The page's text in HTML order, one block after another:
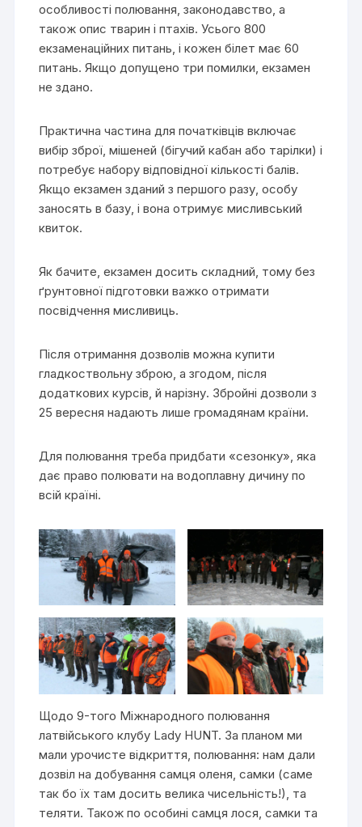
особливості полювання, законодавство, а
також опис тварин і птахів. Усього 800
екзаменаційних питань, і кожен білет має 60
питань. Якщо допущено три помилки, екзамен
не здано.
Практична частина для початківців включає
вибір зброї, мішеней (бігучий кабан або тарілки) і
потребує набору відповідної кількості балів.
Якщо екзамен зданий з першого разу, особу
заносять в базу, і вона отримує мисливський
квиток.
Як бачите, екзамен досить складний, тому без
ґрунтовної підготовки важко отримати
посвідчення мисливиць.
Після отримання дозволів можна купити
гладкоствольну зброю, а згодом, після
додаткових курсів, й нарізну. Збройні дозволи з
25 вересня надають лише громадянам країни.
Для полювання треба придбати «сезонку», яка
дає право полювати на водоплавну дичину по
всій країні.
Щодо 9-того Міжнародного полювання
латвійського клубу Lady HUNT. За планом ми
мали урочисте відкриття, полювання: нам дали
дозвіл на добування самця оленя, самки (саме
так бо їх там досить велика чисельність!), та
теляти. Також по особині самця лося, самки та